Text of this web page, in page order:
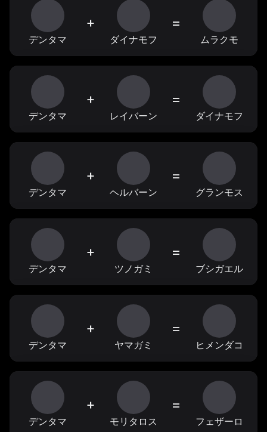
デンタマ
+
ダイナモフ
=
ムラクモ
デンタマ
+
レイバーン
=
ダイナモフ
デンタマ
+
ヘルバーン
=
グランモス
デンタマ
+
ツノガミ
=
ブシガエル
デンタマ
+
ヤマガミ
=
ヒメンダコ
デンタマ
+
モリタロス
=
フェザーロ